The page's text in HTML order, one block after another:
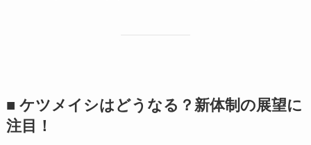
■ ケツメイシはどうなる？新体制の展望に
注目！